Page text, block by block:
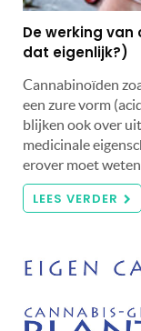
De werking
dat eigenlijk?)
Cannabinoïden
een zure vorm
blijken ook over
medicinale
erover moet
LEES VERDER